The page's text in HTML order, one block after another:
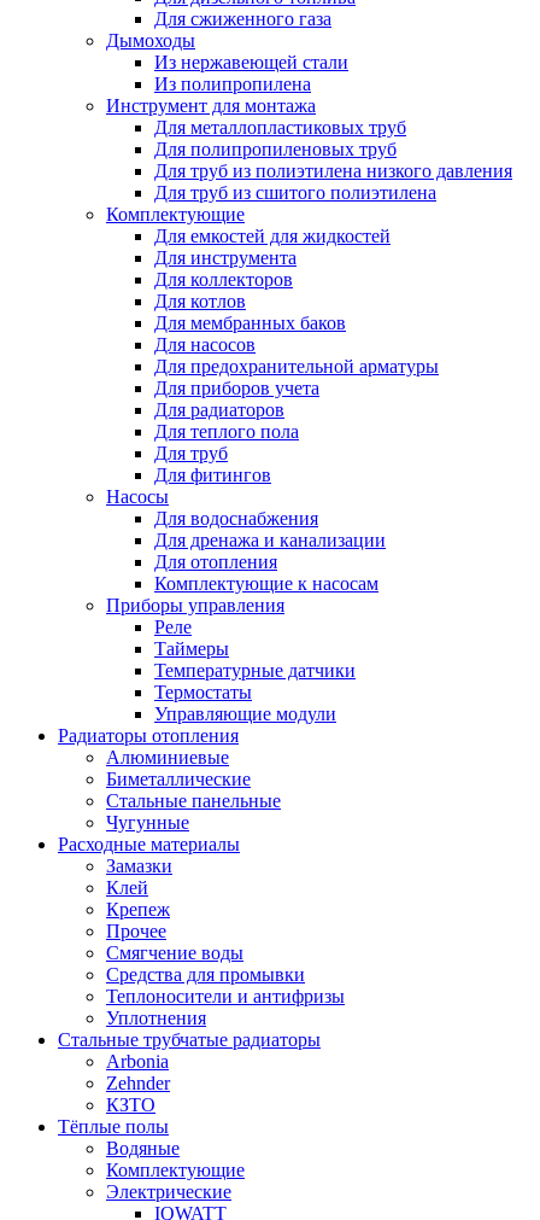
Для сжиженного газа
Дымоходы
Из нержавеющей стали
Из полипропилена
Инструмент для монтажа
Для металлопластиковых труб
Для полипропиленовых труб
Для труб из полиэтилена низкого давления
Для труб из сшитого полиэтилена
Комплектующие
Для емкостей для жидкостей
Для инструмента
Для коллекторов
Для котлов
Для мембранных баков
Для насосов
Для предохранительной арматуры
Для приборов учета
Для радиаторов
Для теплого пола
Для труб
Для фитингов
Насосы
Для водоснабжения
Для дренажа и канализации
Для отопления
Комплектующие к насосам
Приборы управления
Реле
Таймеры
Температурные датчики
Термостаты
Управляющие модули
Радиаторы отопления
Алюминиевые
Биметаллические
Стальные панельные
Чугунные
Расходные материалы
Замазки
Клей
Крепеж
Прочее
Смягчение воды
Средства для промывки
Теплоносители и антифризы
Уплотнения
Стальные трубчатые радиаторы
Arbonia
Zehnder
КЗТО
Тёплые полы
Водяные
Комплектующие
Электрические
IQWATT